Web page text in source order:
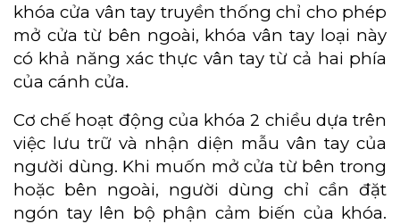
khóa cửa vân tay truyền thống chỉ cho phép
mở cửa từ bên ngoài, khóa vân tay loại này
có khả năng xác thực vân tay từ cả hai phía
của cánh cửa.
Cơ chế hoạt động của khóa 2 chiều dựa trên
việc lưu trữ và nhận diện mẫu vân tay của
người dùng. Khi muốn mở cửa từ bên trong
hoặc bên ngoài, người dùng chỉ cần đặt
ngón tay lên bộ phận cảm biến của khóa.